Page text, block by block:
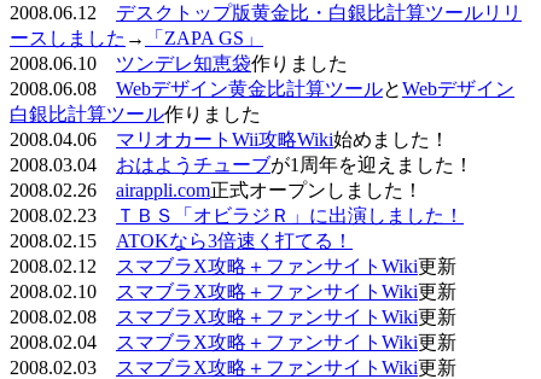
2008.06.12 デスクトップ版黄金比・白銀比計算ツールリリ
ースしました →
「ZAPA GS」
2008.06.10 ツンデレ知恵袋作りました
2008.06.08 Webデザイン黄金比計算ツールとWebデザイン
白銀比計算ツール作りました
2008.04.06 マリオカートWii攻略Wiki始めました！
2008.03.04 おはようチューブが1周年を迎えました！
2008.02.26 airappli.com正式オープンしました！
2008.02.23
ＴＢＳ「オビラジＲ」に出演しました！
2008.02.15 ATOKなら3倍速く打てる！
2008.02.12
スマブラX攻略＋ファンサイトWiki更新
2008.02.10
スマブラX攻略＋ファンサイトWiki更新
2008.02.08
スマブラX攻略＋ファンサイトWiki更新
2008.02.04
スマブラX攻略＋ファンサイトWiki更新
2008.02.03
スマブラX攻略＋ファンサイトWiki更新